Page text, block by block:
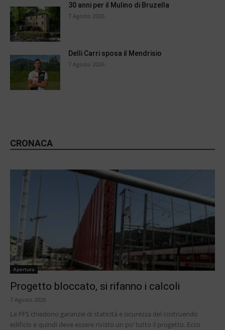
30 anni per il Mulino di Bruzella
7 Agosto 2026
Delli Carri sposa il Mendrisio
7 Agosto 2026
CRONACA
Apertura
Progetto bloccato, si rifanno i calcoli
7 Agosto 2026
Le FFS chiedono garanzie di staticità e sicurezza del costruendo
edificio e quindi deve essere rivisto un po’ tutto il progetto. Ecco